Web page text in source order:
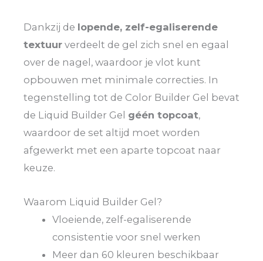
Dankzij de lopende, zelf-egaliserende
textuur verdeelt de gel zich snel en egaal
over de nagel, waardoor je vlot kunt
opbouwen met minimale correcties. In
tegenstelling tot de Color Builder Gel bevat
de Liquid Builder Gel géén topcoat,
waardoor de set altijd moet worden
afgewerkt met een aparte topcoat naar
keuze.
Waarom Liquid Builder Gel?
Vloeiende, zelf-egaliserende
consistentie voor snel werken
Meer dan 60 kleuren beschikbaar